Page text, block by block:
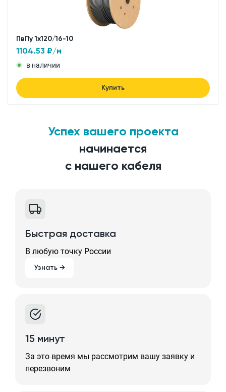
ПвПу 1x120/16-10
1104.53 ₽/м
в наличии
Купить
Успех вашего проекта
начинается
с нашего кабеля
Быстрая доставка
В любую точку России
Узнать →
15 минут
За это время мы рассмотрим вашу заявку и
перезвоним